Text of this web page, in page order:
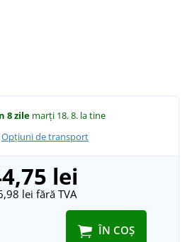
8 zile marți 18. 8. la tine
Opțiuni de transport
lei
lei fără TVA
ÎN COȘ